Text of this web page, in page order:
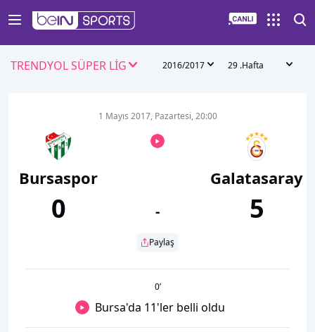
TRENDYOL SÜPER LİG 2016/2017 29 .Hafta
Bursaspor
0
1 Mayıs 2017, Pazartesi, 20:00
-
Paylaş
Galatasaray
5
0’
Bursa'da 11'ler belli oldu